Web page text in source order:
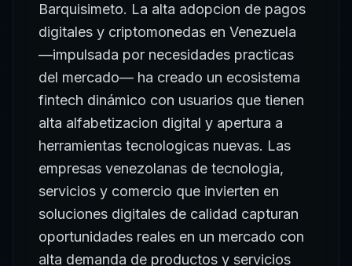
Barquisimeto. La alta adopcion de pagos
digitales y criptomonedas en Venezuela
—impulsada por necesidades practicas
del mercado— ha creado un ecosistema
fintech dinámico con usuarios que tienen
alta alfabetizacion digital y apertura a
herramientas tecnologicas nuevas. Las
empresas venezolanas de tecnologia,
servicios y comercio que invierten en
soluciones digitales de calidad capturan
oportunidades reales en un mercado con
alta demanda de productos y servicios